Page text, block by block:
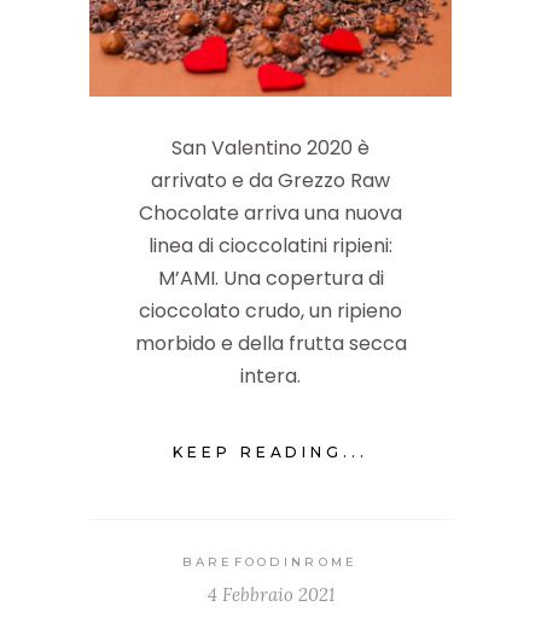
San Valentino 2020 è
arrivato e da Grezzo Raw
Chocolate arriva una nuova
linea di cioccolatini ripieni:
M’AMI. Una copertura di
cioccolato crudo, un ripieno
morbido e della frutta secca
intera.
KEEP READING...
BAREFOODINROME
4 Febbraio 2021